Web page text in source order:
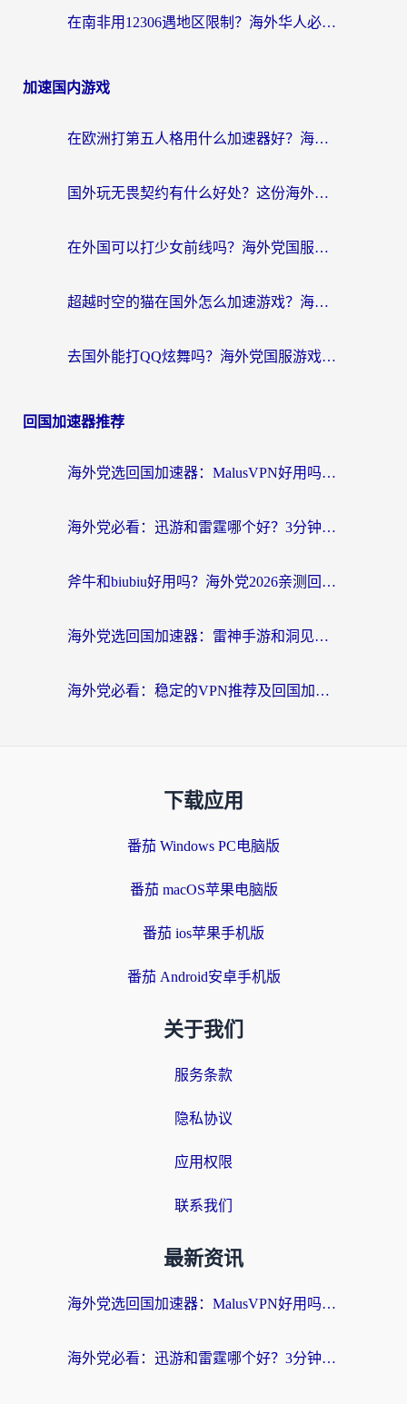
在南非用12306遇地区限制？海外华人必看的回国加速全攻略（附B站芒果TV解锁技巧）
加速国内游戏
在欧洲打第五人格用什么加速器好？海外党亲测有效的国服游戏加速方案
国外玩无畏契约有什么好处？这份海外国服游戏加速指南帮你解决90%的卡顿问题
在外国可以打少女前线吗？海外党国服游戏畅玩终极指南（附避坑技巧）
超越时空的猫在国外怎么加速游戏？海外玩家国服畅玩终极指南
去国外能打QQ炫舞吗？海外党国服游戏不卡顿的终极指南
回国加速器推荐
海外党选回国加速器：MalusVPN好用吗？和快帆VPN哪个好？附真实对比与避坑指南
海外党必看：迅游和雷霆哪个好？3分钟教你选对回国加速器，无缝刷国内剧玩手游
斧牛和biubiu好用吗？海外党2026亲测回国加速器指南，附番茄加速器深度体验
海外党选回国加速器：雷神手游和洞见哪个好？附iPhone免费VPN推荐及ChickCNUfunR实测
海外党必看：稳定的VPN推荐及回国加速器选择全攻略——告别地域限制，轻松刷国内资源
下载应用
番茄 Windows PC电脑版
番茄 macOS苹果电脑版
番茄 ios苹果手机版
番茄 Android安卓手机版
关于我们
服务条款
隐私协议
应用权限
联系我们
最新资讯
海外党选回国加速器：MalusVPN好用吗？和快帆VPN哪个好？附真实对比与避坑指南
海外党必看：迅游和雷霆哪个好？3分钟教你选对回国加速器，无缝刷国内剧玩手游